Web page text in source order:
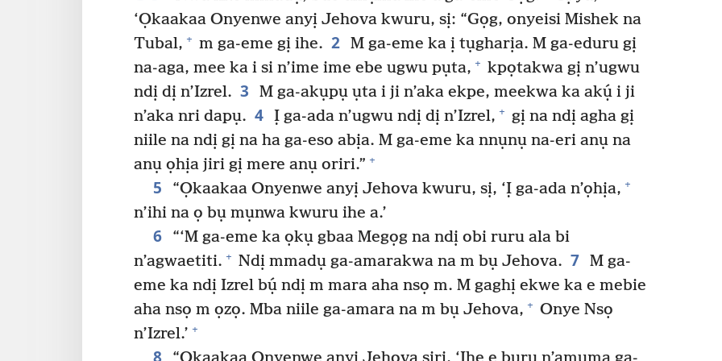
‘Ọkaakaa Onyenwe anyị Jehova kwuru, sị: “Gọg, onyeisi Mishek na
Tubal, + m ga-eme gị ihe. 2 M ga-eme ka ị tụgharịa. M ga-eduru gị
na-aga, mee ka i si n’ime ime ebe ugwu pụta, + kpọtakwa gị n’ugwu
ndị dị n’Izrel. 3
M ga-akụpụ ụta i ji n’aka ekpe, meekwa ka akụ́ i ji
n’aka nri dapụ. 4 Ị ga-ada n’ugwu ndị dị n’Izrel, + gị na ndị agha gị
niile na ndị gị na ha ga-eso abịa. M ga-eme ka nnụnụ na-eri anụ na
anụ ọhịa jiri gị mere anụ oriri.” +
5 “Ọkaakaa Onyenwe anyị Jehova kwuru, sị, ‘Ị ga-ada n’ọhịa, +
n’ihi na ọ bụ mụnwa kwuru ihe a.’
6
“‘M ga-eme ka ọkụ gbaa Megọg na ndị obi ruru ala bi
n’agwaetiti. + Ndị mmadụ ga-amarakwa na m bụ Jehova. 7 M ga-
eme ka ndị Izrel bụ́ ndị m mara aha nsọ m. M gaghị ekwe ka e mebie
aha nsọ m ọzọ. Mba niile ga-amara na m bụ Jehova, + Onye Nsọ
n’Izrel.’ +
8